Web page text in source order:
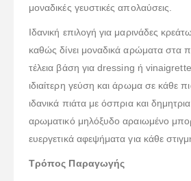
μοναδικές γευστικές απολαύσεις.
Ιδανική επιλογή για μαρινάδες
καθώς δίνει μοναδικά αρώματα στα
τέλεια βάση για dressing ή
ιδιαίτερη γεύση και άρωμα σε κάθε
ιδανικά πιάτα με όσπρια και
αρωματικό μηλόξυδο αραιωμένο
ευεργετικά αφεψήματα για κάθε
Τρόπος Παραγωγής